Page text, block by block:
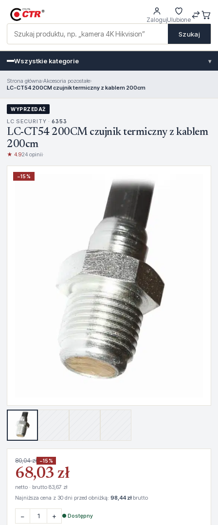
Szukaj
ZalogujUlubione
Wszystkie kategorie ▾
Strona główna›Akcesoria pozostałe›
LC-CT54 200CM czujnik termiczny z kablem 200cm
WYPRZEDAŻ
LC SECURITY · 6353
LC-CT54 200CM czujnik termiczny z kablem
200cm
★ 4.924 opinii·
−15%
80,04 zł −15%
68,03 zł
netto · brutto 83,67 zł
Najniższa cena z 30 dni przed obniżką: 98,44 złbrutto
− + ● Dostępny